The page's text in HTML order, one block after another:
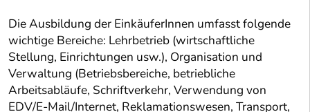
Die Ausbildung der EinkäuferInnen umfasst folgende
wichtige Bereiche: Lehrbetrieb (wirtschaftliche
Stellung, Einrichtungen usw.), Organisation und
Verwaltung (Betriebsbereiche, betriebliche
Arbeitsabläufe, Schriftverkehr, Verwendung von
EDV/E-Mail/Internet, Reklamationswesen, Transport,